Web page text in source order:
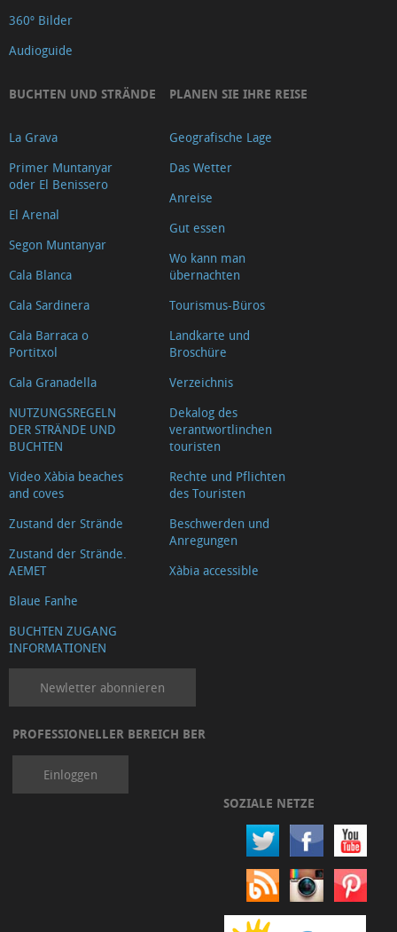
360º Bilder
Audioguide
BUCHTEN UND STRÄNDE
La Grava
Primer Muntanyar
oder El Benissero
El Arenal
Segon Muntanyar
Cala Blanca
Cala Sardinera
Cala Barraca o
Portitxol
Cala Granadella
NUTZUNGSREGELN
DER STRÄNDE UND
BUCHTEN
Video Xàbia beaches
and coves
Zustand der Strände
Zustand der Strände.
AEMET
Blaue Fanhe
BUCHTEN ZUGANG
INFORMATIONEN
PLANEN SIE IHRE REISE
Geografische Lage
Das Wetter
Anreise
Gut essen
Wo kann man
übernachten
Tourismus-Büros
Landkarte und
Broschüre
Verzeichnis
Dekalog des
verantwortlinchen
touristen
Rechte und Pflichten
des Touristen
Beschwerden und
Anregungen
Xàbia accessible
Newletter abonnieren
PROFESSIONELLER BEREICH BER
Einloggen
SOZIALE NETZE